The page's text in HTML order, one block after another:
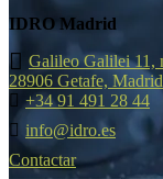
IDRO Madrid
Galileo Galilei 11,
28906 Getafe, Madrid
+34 91 491 28 44
info@idro.es
Contactar